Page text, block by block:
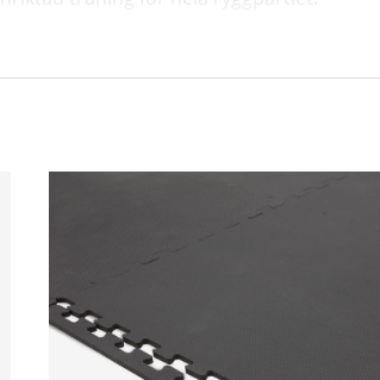
förebygga stelhet och
bindväv och stödjer funktionell
över tid.
i hemmamiljöer och träningsrum
av rörelseomfång, intensitet och
ryggen, öka rörlighet och